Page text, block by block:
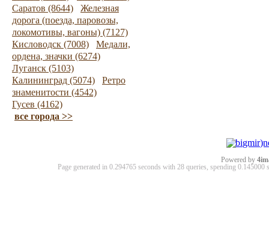
Саратов (8644)
Железная
дорога (поезда, паровозы,
локомотивы, вагоны) (7127)
Кисловодск (7008)
Медали,
ордена, значки (6274)
Луганск (5103)
Калининград (5074)
Ретро
знаменитости (4542)
Гусев (4162)
все города >>
Powered by
Page generated in 0.294765 seconds with 28 queries, spending